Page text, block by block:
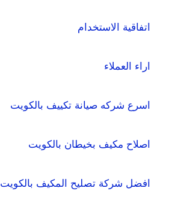
اتفاقية الاستخدام
اراء العملاء
اسرع شركه صيانة تكييف بالكويت
اصلاح مكيف بخيطان بالكويت
افضل شركة تصليح المكيف بالكويت